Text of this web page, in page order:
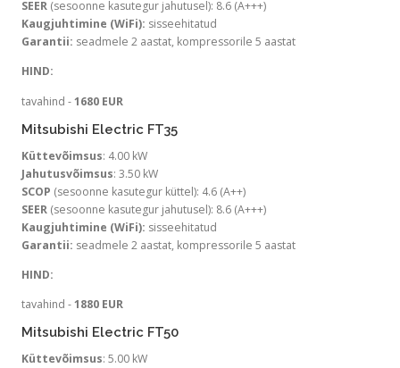
SEER (sesoonne kasutegur jahutusel): 8.6 (A+++)
Kaugjuhtimine (WiFi): sisseehitatud
Garantii: seadmele 2 aastat, kompressorile 5 aastat
HIND:
tavahind -1680 EUR
Mitsubishi Electric FT35
Küttevõimsus: 4.00 kW
Jahutusvõimsus: 3.50 kW
SCOP (sesoonne kasutegur küttel): 4.6 (A++)
SEER (sesoonne kasutegur jahutusel): 8.6 (A+++)
Kaugjuhtimine (WiFi): sisseehitatud
Garantii: seadmele 2 aastat, kompressorile 5 aastat
HIND:
tavahind -1880 EUR
Mitsubishi Electric FT50
Küttevõimsus: 5.00 kW